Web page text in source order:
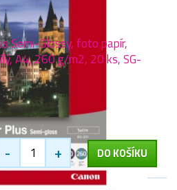
Semi-Glossy, foto papír,
A4, 260 g/m2, 20 ks, SG-
- + DO KOŠÍKU